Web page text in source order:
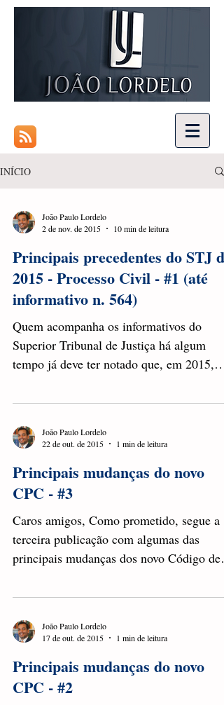
INÍCIO
João Paulo Lordelo
2 de nov. de 2015
10 min de leitura
Principais precedentes do STJ de
2015 - Processo Civil - #1 (até
informativo n. 564)
Quem acompanha os informativos do
Superior Tribunal de Justiça há algum
tempo já deve ter notado que, em 2015,
João Paulo Lordelo
22 de out. de 2015
1 min de leitura
Principais mudanças do novo
CPC - #3
Caros amigos, Como prometido, segue a
terceira publicação com algumas das
principais mudanças dos novo Código de
João Paulo Lordelo
17 de out. de 2015
1 min de leitura
Principais mudanças do novo
CPC - #2